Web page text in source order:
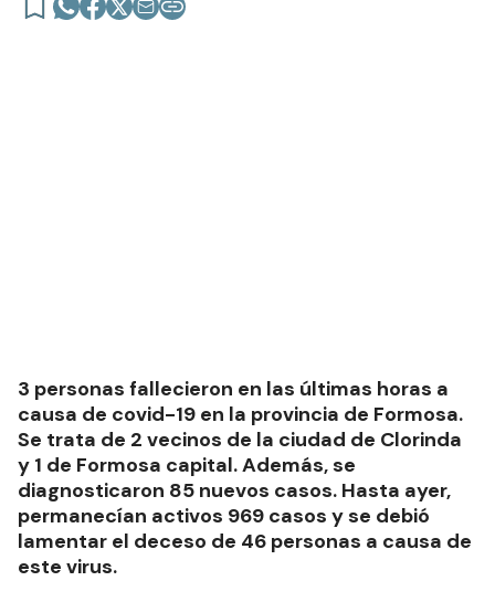
3 personas fallecieron en las últimas horas a
causa de covid-19 en la provincia de Formosa.
Se trata de 2 vecinos de la ciudad de Clorinda
y 1 de Formosa capital. Además, se
diagnosticaron 85 nuevos casos. Hasta ayer,
permanecían activos 969 casos y se debió
lamentar el deceso de 46 personas a causa de
este virus.